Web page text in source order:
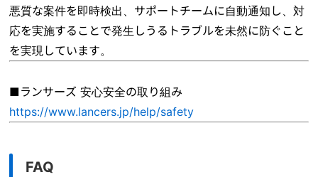
悪質な案件を即時検出、サポートチームに自動通知し、対
応を実施することで発生しうるトラブルを未然に防ぐこと
を実現しています。
■ランサーズ 安心安全の取り組み
https://www.lancers.jp/help/safety
FAQ